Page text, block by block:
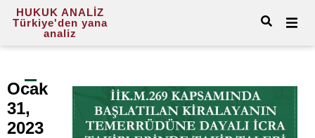
HUKUK ANALİZ
Türkiye'den yana
analiz
Ocak
31,
2023